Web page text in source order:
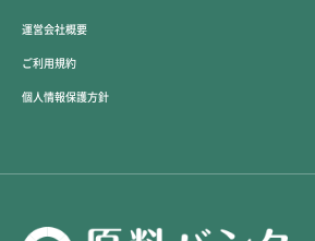
運営会社概要
ご利用規約
個人情報保護方針